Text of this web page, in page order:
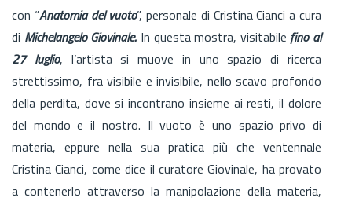
con “Anatomia del vuoto”, personale di Cristina Cianci a cura
di Michelangelo Giovinale. In questa mostra, visitabile fino al
27 luglio, l’artista si muove in uno spazio di ricerca
strettissimo, fra visibile e invisibile, nello scavo profondo
della perdita, dove si incontrano insieme ai resti, il dolore
del mondo e il nostro. Il vuoto è uno spazio privo di
materia, eppure nella sua pratica più che ventennale
Cristina Cianci, come dice il curatore Giovinale, ha provato
a contenerlo attraverso la manipolazione della materia,